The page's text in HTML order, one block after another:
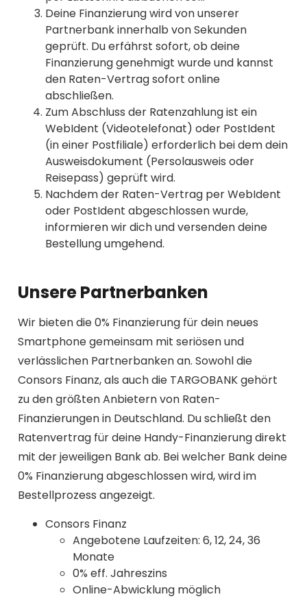
Deine Finanzierung wird von unserer
Partnerbank innerhalb von Sekunden
geprüft. Du erfährst sofort, ob deine
Finanzierung genehmigt wurde und kannst
den Raten-Vertrag sofort online
abschließen.
Zum Abschluss der Ratenzahlung ist ein
WebIdent (Videotelefonat) oder PostIdent
(in einer Postfiliale) erforderlich bei dem dein
Ausweisdokument (Persolausweis oder
Reisepass) geprüft wird.
Nachdem der Raten-Vertrag per WebIdent
oder PostIdent abgeschlossen wurde,
informieren wir dich und versenden deine
Bestellung umgehend.
Unsere Partnerbanken
Wir bieten die 0% Finanzierung für dein neues
Smartphone gemeinsam mit seriösen und
verlässlichen Partnerbanken an. Sowohl die
Consors Finanz, als auch die TARGOBANK gehört
zu den größten Anbietern von Raten-
Finanzierungen in Deutschland. Du schließt den
Ratenvertrag für deine Handy-Finanzierung direkt
mit der jeweiligen Bank ab. Bei welcher Bank deine
0% Finanzierung abgeschlossen wird, wird im
Bestellprozess angezeigt.
Consors Finanz
Angebotene Laufzeiten: 6, 12, 24, 36
Monate
0% eff. Jahreszins
Online-Abwicklung möglich